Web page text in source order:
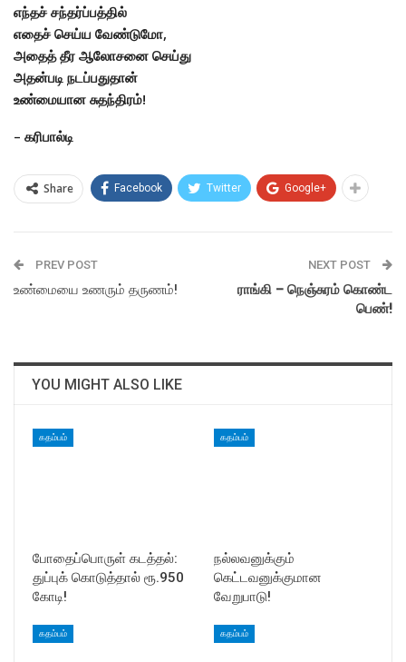
எந்தச் சந்தர்ப்பத்தில்
எதைச் செய்ய வேண்டுமோ,
அதைத் தீர ஆலோசனை செய்து
அதன்படி நடப்பதுதான்
உண்மையான சுதந்திரம்!
– கரிபால்டி
Share Facebook Twitter Google+
PREV POST
உண்மையை உணரும் தருணம்!
NEXT POST
ராங்கி – நெஞ்சுரம் கொண்ட
பெண்!
YOU MIGHT ALSO LIKE
கதம்பம்
போதைப்பொருள் கடத்தல்:
துப்புக் கொடுத்தால் ரூ.950
கோடி!
கதம்பம்
நல்லவனுக்கும்
கெட்டவனுக்குமான
வேறுபாடு!
கதம்பம் கதம்பம்